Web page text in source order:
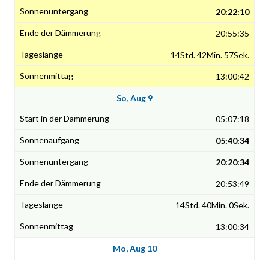
20:22:10
20:55:35
14Std. 42Min. 57Sek.
13:00:42
So, Aug 9
05:07:18
05:40:34
20:20:34
20:53:49
14Std. 40Min. 0Sek.
13:00:34
Mo, Aug 10